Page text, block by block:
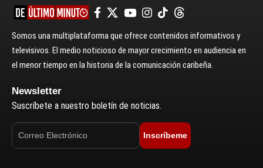
Somos una multiplataforma que ofrece contenidos informativos y
televisivos. El medio noticioso de mayor crecimiento en audiencia en
el menor tiempo en la historia de la comunicación caribeña.
Newsletter
Suscríbete a nuestro boletín de noticias.
Inscríbeme